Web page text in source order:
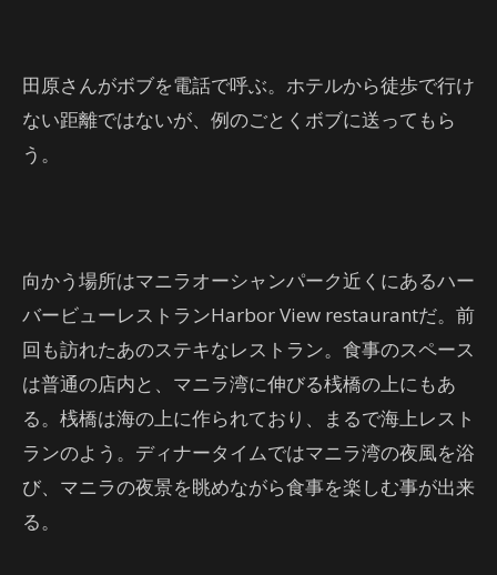
田原さんがボブを電話で呼ぶ。ホテルから徒歩で行け
ない距離ではないが、例のごとくボブに送ってもら
う。
向かう場所はマニラオーシャンパーク近くにあるハー
バービューレストランHarbor View restaurantだ。前
回も訪れたあのステキなレストラン。食事のスペース
は普通の店内と、マニラ湾に伸びる桟橋の上にもあ
る。桟橋は海の上に作られており、まるで海上レスト
ランのよう。ディナータイムではマニラ湾の夜風を浴
び、マニラの夜景を眺めながら食事を楽しむ事が出来
る。